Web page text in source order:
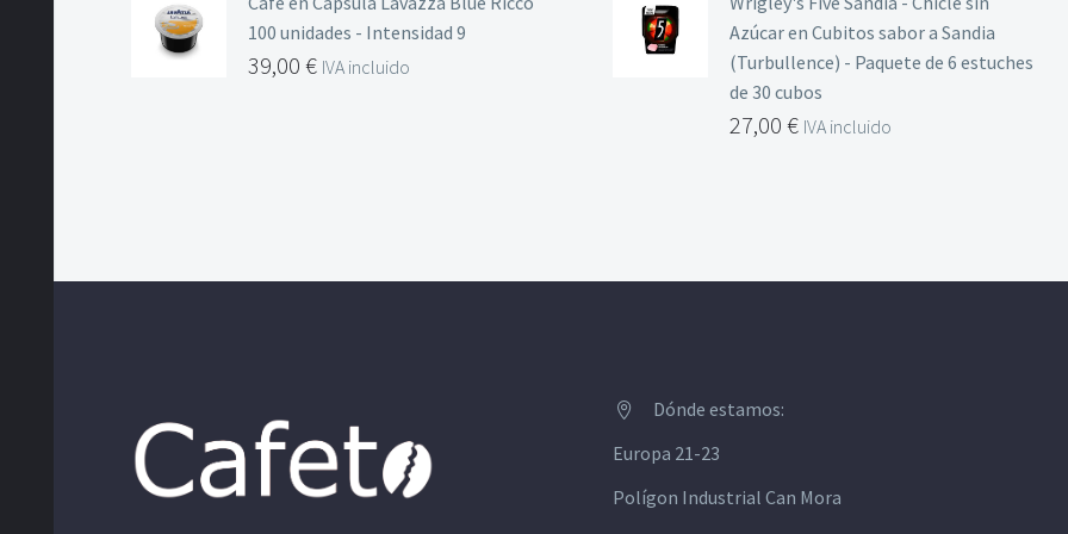
100 unidades - Intensidad 9
39,00 € IVA incluido
Azúcar en Cubitos sabor a Sandia
(Turbullence) - Paquete de 6 estuches
de 30 cubos
27,00 € IVA incluido


Dónde estamos:
Europa 21-23
Polígon Industrial Can Mora